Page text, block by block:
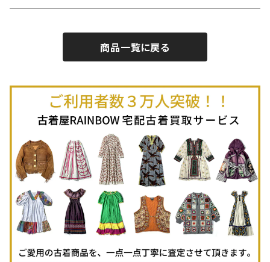
古着ポロシャツ
古着長袖ポロシャツ
古着スウェット
古着パーカー
古着タンクトップ
古着羽織り
古着ミニ丈スカート (丈56-75cm)
Autumn / Winter
商品一覧に戻る